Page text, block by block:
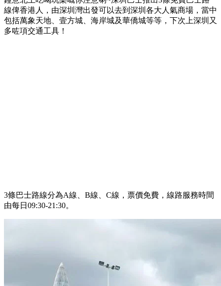
線俾香港人，由深圳灣出發可以去到深圳各大人氣商場，當中
包括萬象天地、壹方城、海岸城及華僑城等等，下次上深圳又
多咗項交通工具！
3條巴士路線分為A線、B線、C線，票價免費，線路服務時間
由每日09:30-21:30。